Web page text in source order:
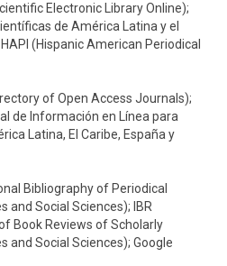
Electronic Library Online);
de América Latina y el
(Hispanic American Periodical
of Open Access Journals);
de Información en Línea para
Latina, El Caribe, España y
Bibliography of Periodical
and Social Sciences); IBR
Book Reviews of Scholarly
and Social Sciences); Google